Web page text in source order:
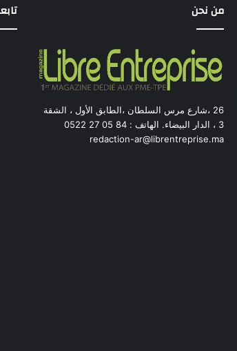
من نحن
26 ،شارع مرس السلطان ،الطابق الأول ، الشقة
3 ، الدار البيضاء. الهاتف : 84 05 27 0522
redaction-ar@librentreprise.ma